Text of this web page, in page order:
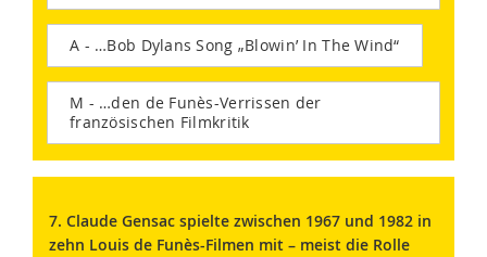
A - …Bob Dylans Song „Blowin’ In The Wind“
M - …den de Funès-Verrissen der
französischen Filmkritik
7. Claude Gensac spielte zwischen 1967 und 1982 in
zehn Louis de Funès-Filmen mit – meist die Rolle